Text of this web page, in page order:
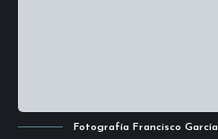
Fotografía Francisco García